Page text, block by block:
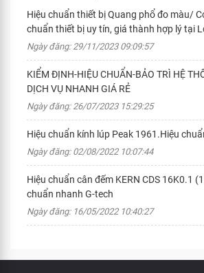
Hiệu chuẩn thiết bị Quang phổ đo màu/
chuẩn thiết bị uy tín, giá thành hợp lý tại
Ngày đăng: 29/11/2023 09:09:57
KIỂM ĐỊNH-HIỆU CHUẨN-BẢO TRÌ HỆ
DỊCH VỤ NHANH GIÁ RẺ
Ngày đăng: 26/07/2023 15:29:25
Hiệu chuẩn kính lúp Peak 1961.Hiệu
Ngày đăng: 02/08/2022 10:07:44
Hiệu chuẩn cân đếm KERN CDS 16K0.1
chuẩn nhanh G-tech
Ngày đăng: 16/05/2022 10:40:27